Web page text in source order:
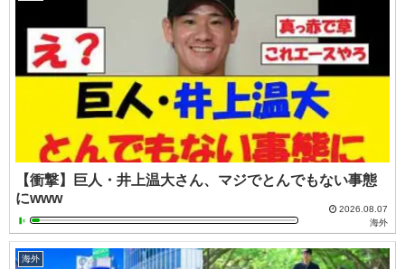
【衝撃】巨人・井上温大さん、マジでとんでもない事態
にwww
2026.08.07
海外
海外